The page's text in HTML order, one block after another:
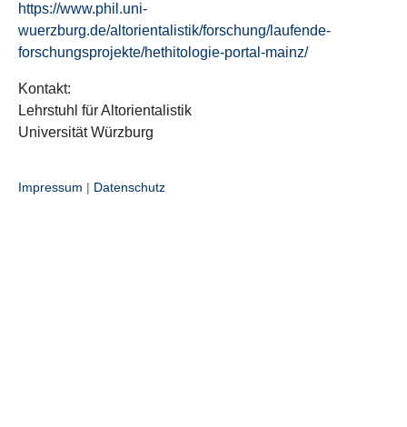
https://www.phil.uni-
wuerzburg.de/altorientalistik/forschung/laufende-
forschungsprojekte/hethitologie-portal-mainz/
Kontakt:
Lehrstuhl für Altorientalistik
Universität Würzburg
Impressum | Datenschutz